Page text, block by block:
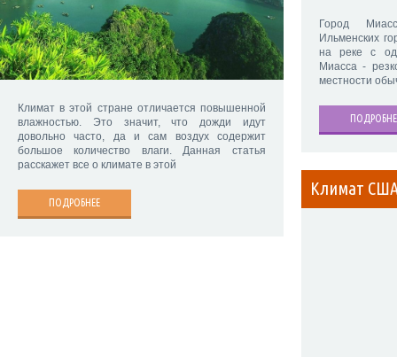
Климат в этой стране отличается повышенной
влажностью. Это значит, что дожди идут
довольно часто, да и сам воздух содержит
большое количество влаги. Данная статья
расскажет все о климате в этой
ПОДРОБНЕЕ
Город
Ильменских
на реке с
Миасса -
местности
Климат